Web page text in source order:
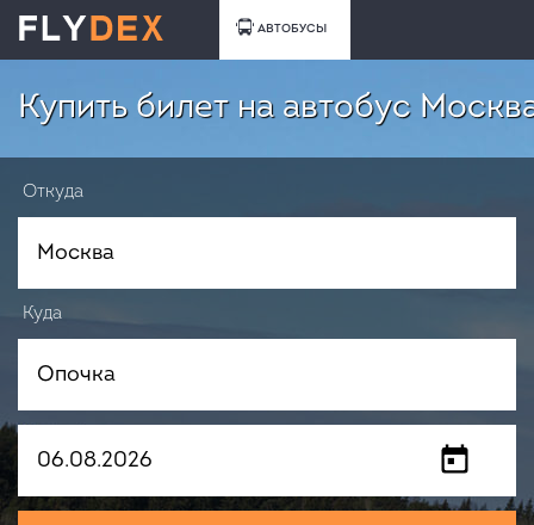
АВТОБУСЫ
Купить билет на автобус
Откуда
Куда